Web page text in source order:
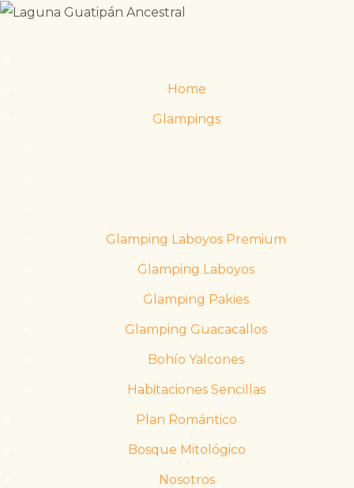
Home
Glampings
Glamping Laboyos Premium
Glamping Laboyos
Glamping Pakies
Glamping Guacacallos
Bohío Yalcones
Habitaciones Sencillas
Plan Romántico
Bosque Mitológico
Nosotros